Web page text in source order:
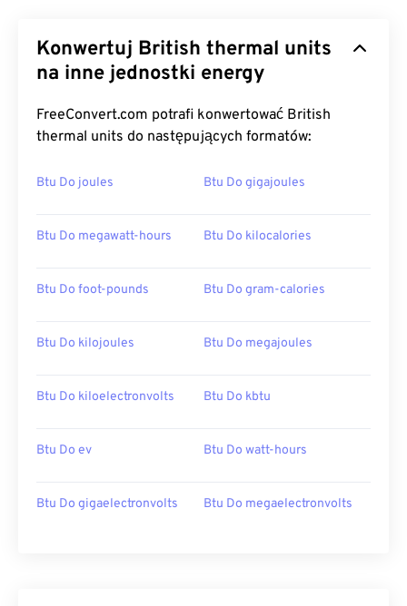
Konwertuj British thermal units
na inne jednostki energy
FreeConvert.com potrafi konwertować British
thermal units do następujących formatów:
Btu Do joules Btu Do gigajoules
Btu Do megawatt-hours Btu Do kilocalories
Btu Do foot-pounds Btu Do gram-calories
Btu Do kilojoules Btu Do megajoules
Btu Do kiloelectronvolts Btu Do kbtu
Btu Do ev Btu Do watt-hours
Btu Do gigaelectronvolts Btu Do megaelectronvolts